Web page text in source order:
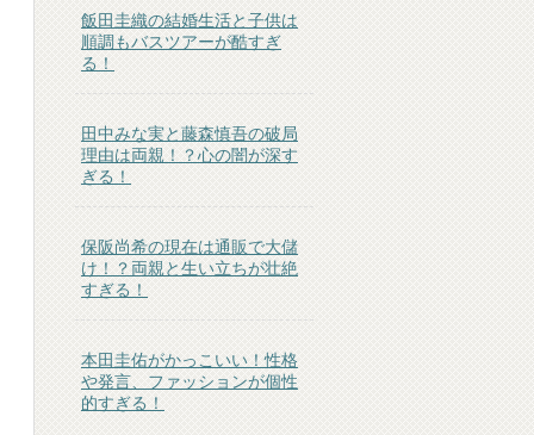
飯田圭織の結婚生活と子供は
順調もバスツアーが酷すぎ
る！
田中みな実と藤森慎吾の破局
理由は両親！？心の闇が深す
ぎる！
保阪尚希の現在は通販で大儲
け！？両親と生い立ちが壮絶
すぎる！
本田圭佑がかっこいい！性格
や発言、ファッションが個性
的すぎる！